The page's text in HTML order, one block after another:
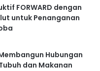
FORWARD dengan
untuk Penanganan
Hubungan
dan Makanan